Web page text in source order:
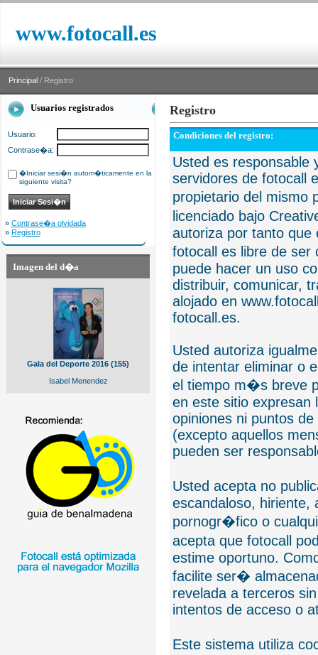
www.fotocall.es
Principal / Registro
Usuarios registrados
Usuario:
Contrase�a:
�Iniciar sesi�n autom�ticamente en la
siguiente visita?
» Contrase�a olvidada
» Registro
Imagen del d�a
Gala del Deporte 2016 (155)
Isabel Menendez
Registro
Condiciones del registro:
Usted es responsable
servidores de fotocall
propietario del mismo
licenciado bajo
autoriza por tanto que
fotocall es libre de
puede hacer un uso
distribuir, comunicar,
alojado en
fotocall.es.
Usted autoriza
de intentar eliminar o
el tiempo m�s breve
en este sitio expresan
opiniones ni puntos
(excepto aquellos
pueden ser
Usted acepta no
escandaloso, hiriente,
pornogr�fico o
acepta que fotocall
estime oportuno.
facilite ser�
revelada a terceros
intentos de acceso o
Este sistema utiliza